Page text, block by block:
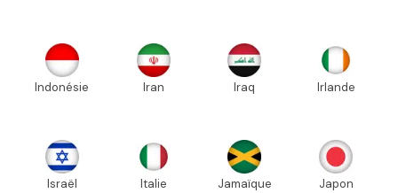
Indonésie Iran Iraq Irlande
Israël Italie Jamaïque Japon